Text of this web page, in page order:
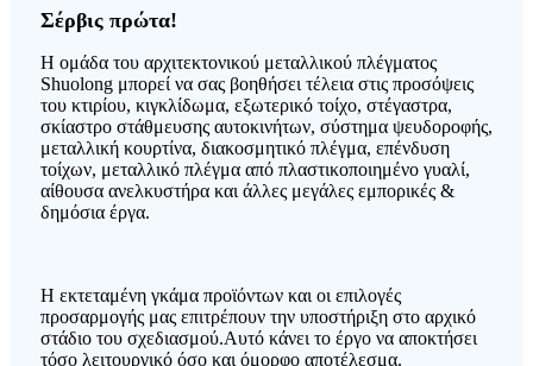
Σέρβις πρώτα!
Η ομάδα του αρχιτεκτονικού μεταλλικού πλέγματος
Shuolong μπορεί να σας βοηθήσει τέλεια στις προσόψεις
του κτιρίου, κιγκλίδωμα, εξωτερικό τοίχο, στέγαστρα,
σκίαστρο στάθμευσης αυτοκινήτων, σύστημα ψευδοροφής,
μεταλλική κουρτίνα, διακοσμητικό πλέγμα, επένδυση
τοίχων, μεταλλικό πλέγμα από πλαστικοποιημένο γυαλί,
αίθουσα ανελκυστήρα και άλλες μεγάλες εμπορικές &
δημόσια έργα.
Η εκτεταμένη γκάμα προϊόντων και οι επιλογές
προσαρμογής μας επιτρέπουν την υποστήριξη στο αρχικό
στάδιο του σχεδιασμού.Αυτό κάνει το έργο να αποκτήσει
τόσο λειτουργικό όσο και όμορφο αποτέλεσμα.